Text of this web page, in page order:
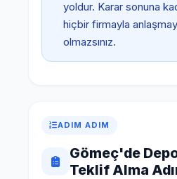
yoldur. Karar sonuna
hiçbir firmayla
olmazsınız.
ADIM ADIM
Gömeç'de
Teklif Alma